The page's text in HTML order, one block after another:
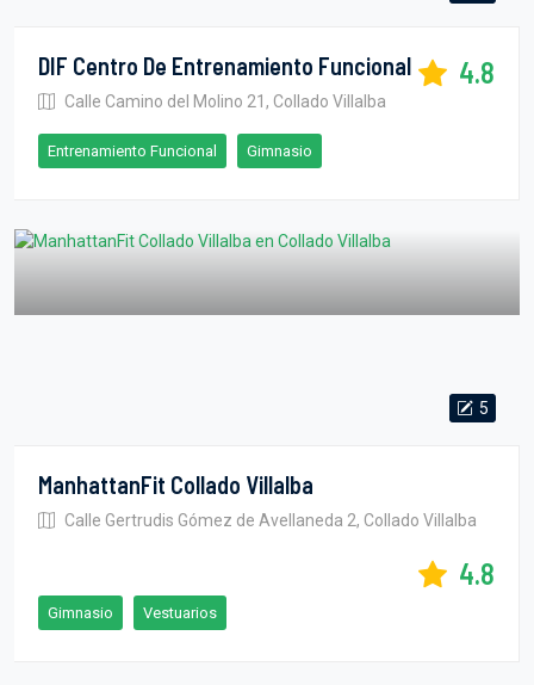
DIF Centro De Entrenamiento Funcional
Calle Camino del Molino 21, Collado Villalba
4.8
Entrenamiento Funcional Gimnasio
5
ManhattanFit Collado Villalba
Calle Gertrudis Gómez de Avellaneda 2, Collado Villalba
4.8
Gimnasio Vestuarios